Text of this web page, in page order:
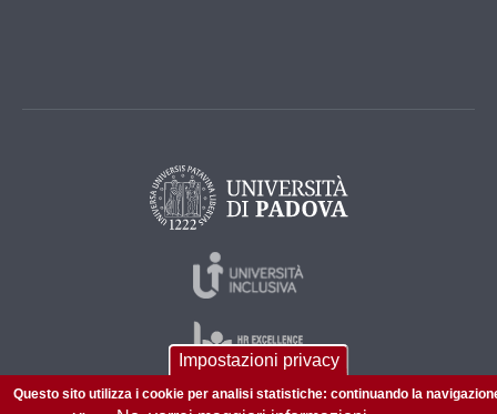
Impostazioni privacy
Questo sito utilizza i cookie per analisi statistiche: continuando la